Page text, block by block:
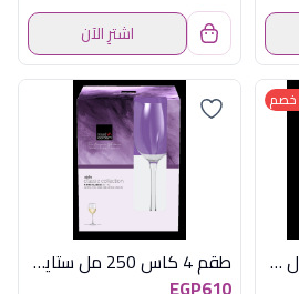
اشترِ الآن
CDA طقم 6 كوب 6 س ل ماكاسار
طقم 4 كاس 250 مل ستايل رويال ليردام